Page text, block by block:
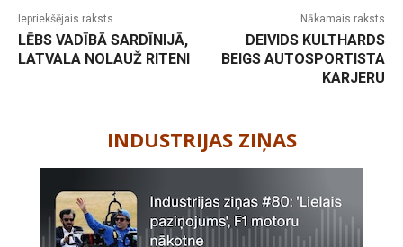
Iepriekšējais raksts
LĒBS VADĪBĀ SARDĪNIJĀ,
LATVALA NOLAUŽ RITENI
Nākamais raksts
DEIVIDS KULTHARDS
BEIGS AUTOSPORTISTA
KARJERU
INDUSTRIJAS ZIŅAS